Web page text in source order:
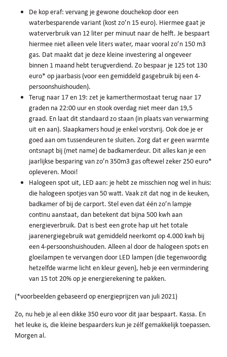
De kop eraf: vervang je gewone douchekop door een
waterbesparende variant (kost zo’n 15 euro). Hiermee gaat je
waterverbruik van 12 liter per minuut naar de helft. Je bespaart
hiermee niet alleen vele liters water, maar vooral zo’n 150 m3
gas. Dat maakt dat je deze kleine investering al ongeveer
binnen 1 maand hebt terugverdiend. Zo bespaar je 125 tot 130
euro* op jaarbasis (voor een gemiddeld gasgebruik bij een 4-
persoonshuishouden).
Terug naar 17 en 19: zet je kamerthermostaat terug naar 17
graden na 22:00 uur en stook overdag niet meer dan 19,5
graad. En laat dit standaard zo staan (in plaats van verwarming
uit en aan). Slaapkamers houd je enkel vorstvrij. Ook doe je er
goed aan om tussendeuren te sluiten. Zorg dat er geen warmte
ontsnapt bij (met name) de badkamerdeur. Dit alles kan je een
jaarlijkse besparing van zo’n 350m3 gas oftewel zeker 250 euro*
opleveren. Mooi!
Halogeen spot uit, LED aan: je hebt ze misschien nog wel in huis:
die halogeen spotjes van 50 watt. Vaak zit dat nog in de keuken,
badkamer of bij de carport. Stel even dat één zo’n lampje
continu aanstaat, dan betekent dat bijna 500 kwh aan
energieverbruik. Dat is best een grote hap uit het totale
jaarenergiegebruik wat gemiddeld neerkomt op 4.000 kwh bij
een 4-persoonshuishouden. Alleen al door de halogeen spots en
gloeilampen te vervangen door LED lampen (die tegenwoordig
hetzelfde warme licht en kleur geven), heb je een vermindering
van 15 tot 20% op je energierekening te pakken.
(*voorbeelden gebaseerd op energieprijzen van juli 2021)
Zo, nu heb je al een dikke 350 euro voor dit jaar bespaart. Kassa. En
het leuke is, die kleine bespaarders kun je zélf gemakkelijk toepassen.
Morgen al.